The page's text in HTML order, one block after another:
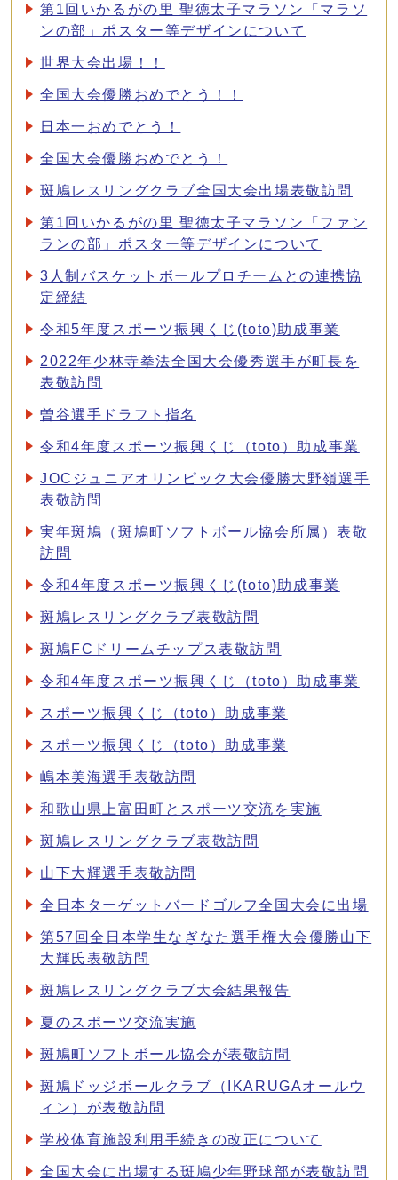
第1回いかるがの里 聖徳太子マラソン「マラソ
ンの部」ポスター等デザインについて
世界大会出場！！
全国大会優勝おめでとう！！
日本一おめでとう！
全国大会優勝おめでとう！
斑鳩レスリングクラブ全国大会出場表敬訪問
第1回いかるがの里 聖徳太子マラソン「ファン
ランの部」ポスター等デザインについて
3人制バスケットボールプロチームとの連携協
定締結
令和5年度スポーツ振興くじ(toto)助成事業
2022年少林寺拳法全国大会優秀選手が町長を
表敬訪問
曽谷選手ドラフト指名
令和4年度スポーツ振興くじ（toto）助成事業
JOCジュニアオリンピック大会優勝大野嶺選手
表敬訪問
実年斑鳩（斑鳩町ソフトボール協会所属）表敬
訪問
令和4年度スポーツ振興くじ(toto)助成事業
斑鳩レスリングクラブ表敬訪問
斑鳩FCドリームチップス表敬訪問
令和4年度スポーツ振興くじ（toto）助成事業
スポーツ振興くじ（toto）助成事業
スポーツ振興くじ（toto）助成事業
嶋本美海選手表敬訪問
和歌山県上富田町とスポーツ交流を実施
斑鳩レスリングクラブ表敬訪問
山下大輝選手表敬訪問
全日本ターゲットバードゴルフ全国大会に出場
第57回全日本学生なぎなた選手権大会優勝山下
大輝氏表敬訪問
斑鳩レスリングクラブ大会結果報告
夏のスポーツ交流実施
斑鳩町ソフトボール協会が表敬訪問
斑鳩ドッジボールクラブ（IKARUGAオールウ
ィン）が表敬訪問
学校体育施設利用手続きの改正について
全国大会に出場する斑鳩少年野球部が表敬訪問